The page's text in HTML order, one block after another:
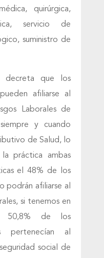
quirúrgica,
servicio de
suministro de
decreta que los
afiliarse al
Laborales de
y cuando
de Salud, lo
práctica ambas
el 48% de los
podrán afiliarse al
si tenemos en
50,8% de los
pertenecían al
social de